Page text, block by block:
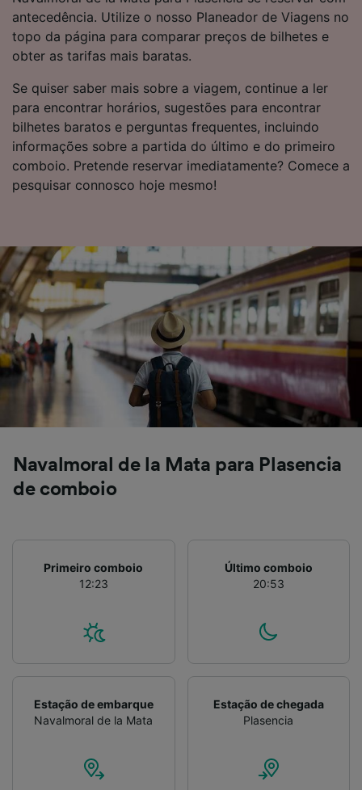
antecedência. Utilize o nosso Planeador de Viagens no
topo da página para comparar preços de bilhetes e
obter as tarifas mais baratas.
Se quiser saber mais sobre a viagem, continue a ler
para encontrar horários, sugestões para encontrar
bilhetes baratos e perguntas frequentes, incluindo
informações sobre a partida do último e do primeiro
comboio. Pretende reservar imediatamente? Comece a
pesquisar connosco hoje mesmo!
Navalmoral de la Mata para Plasencia
de comboio
Primeiro comboio
12:23
Último comboio
20:53
Estação de embarque
Navalmoral de la Mata
Estação de chegada
Plasencia